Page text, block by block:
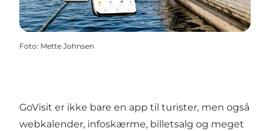
Foto: Mette Johnsen
GoVisit er ikke bare en app til turister, men også
webkalender, infoskærme, billetsalg og meget